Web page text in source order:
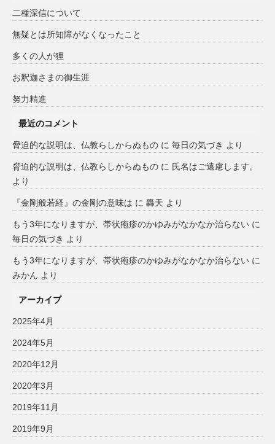
二種深信について
無疑とは所知障がなくなったこと
多くの人が狸
お釈迦さまの御生涯
努力精進
最近のコメント
脅迫的な説明は、仏教らしからぬもの に 毎日の気づき より
脅迫的な説明は、仏教らしからぬもの に 氏名はご遠慮します。
より
『金剛般若経』の金剛の意味は に 轟天 より
もう3年になりますが、帯状疱疹のかゆみがなかなか治らない に
毎日の気づき より
もう3年になりますが、帯状疱疹のかゆみがなかなか治らない に
みかん より
アーカイブ
2025年4月
2024年5月
2020年12月
2020年3月
2019年11月
2019年9月